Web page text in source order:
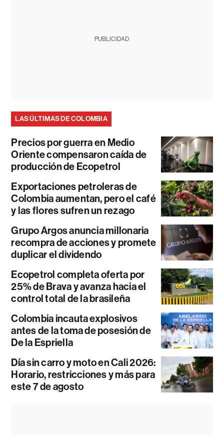
PUBLICIDAD
LAS ÚLTIMAS DE COLOMBIA
Precios por guerra en Medio
Oriente compensaron caída de
producción de Ecopetrol
Exportaciones petroleras de
Colombia aumentan, pero el café
y las flores sufren un rezago
Grupo Argos anuncia millonaria
recompra de acciones y promete
duplicar el dividendo
Ecopetrol completa oferta por
25% de Brava y avanza hacia el
control total de la brasileña
Colombia incauta explosivos
antes de la toma de posesión de
De la Espriella
Día sin carro y moto en Cali 2026:
Horario, restricciones y más para
este 7 de agosto